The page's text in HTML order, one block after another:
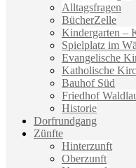
Alltagsfragen
BücherZelle
Kindergarten –
Spielplatz im
Evangelische
Katholische
Bauhof Süd
Friedhof
Historie
Dorfrundgang
Zünfte
Hinterzunft
Oberzunft